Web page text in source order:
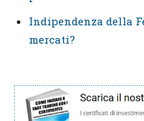
Indipendenza della
mercati?